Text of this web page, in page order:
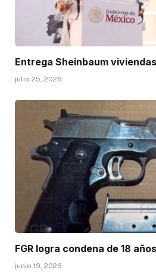
Entrega Sheinbaum
julio 25, 2026
FGR logra condena de 18
junio 19, 2026